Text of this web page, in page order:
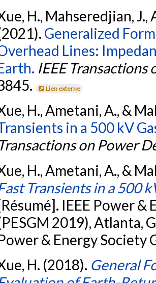
H., Mahseredjian, J.,
Generalized
Lines:
IEEE
Lien externe
H., Ametani, A., &
in a 500 kV
Transactions on Power
H., Ametani, A., &
Transients in a 500
IEEE Power
2019), Atlanta,
& Energy Society
H. (2018). General